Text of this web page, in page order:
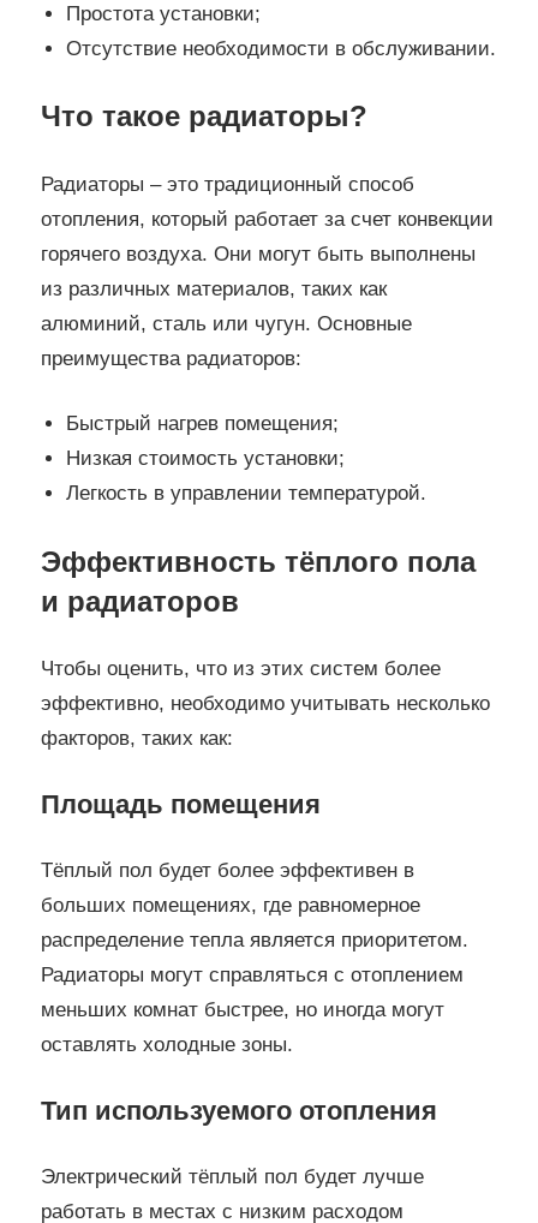
Простота установки;
Отсутствие необходимости в обслуживании.
Что такое радиаторы?
Радиаторы – это традиционный способ
отопления, который работает за счет конвекции
горячего воздуха. Они могут быть выполнены
из различных материалов, таких как
алюминий, сталь или чугун. Основные
преимущества радиаторов:
Быстрый нагрев помещения;
Низкая стоимость установки;
Легкость в управлении температурой.
Эффективность тёплого пола
и радиаторов
Чтобы оценить, что из этих систем более
эффективно, необходимо учитывать несколько
факторов, таких как:
Площадь помещения
Тёплый пол будет более эффективен в
больших помещениях, где равномерное
распределение тепла является приоритетом.
Радиаторы могут справляться с отоплением
меньших комнат быстрее, но иногда могут
оставлять холодные зоны.
Тип используемого отопления
Электрический тёплый пол будет лучше
работать в местах с низким расходом